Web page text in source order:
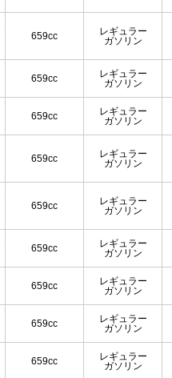
659cc
レギュラー
ガソリン
659cc
レギュラー
ガソリン
659cc
レギュラー
ガソリン
659cc
レギュラー
ガソリン
659cc
レギュラー
ガソリン
659cc
レギュラー
ガソリン
659cc
レギュラー
ガソリン
659cc
レギュラー
ガソリン
659cc
レギュラー
ガソリン